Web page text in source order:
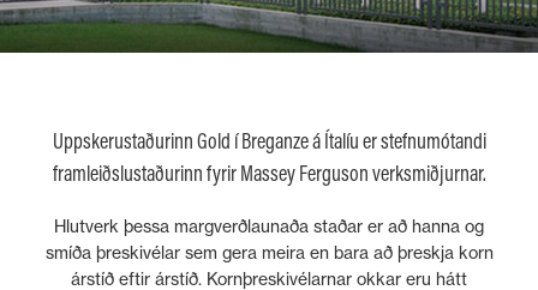
Uppskerustaðurinn Gold í Breganze á Ítalíu er stefnumótandi
framleiðslustaðurinn fyrir Massey Ferguson verksmiðjurnar.
Hlutverk þessa margverðlaunaða staðar er að hanna og
smíða þreskivélar sem gera meira en bara að þreskja korn
árstíð eftir árstíð. Kornþreskivélarnar okkar eru hátt